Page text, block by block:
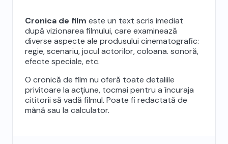
Cronica de film este un text scris imediat
după vizionarea filmului, care examinează
diverse aspecte ale produsului cinematografic:
regie, scenariu, jocul actorilor, coloana. sonoră,
efecte speciale, etc.
O cronică de film nu oferă toate detaliile
privitoare la acțiune, tocmai pentru a încuraja
cititorii să vadă filmul. Poate fi redactată de
mână sau la calculator.